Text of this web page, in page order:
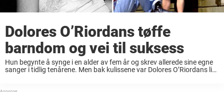
Dolores O’Riordans tøffe
barndom og vei til suksess
Hun begynte å synge i en alder av fem år og skrev allerede sine egne
sanger i tidlig tenårene. Men bak kulissene var Dolores O’Riordans liv